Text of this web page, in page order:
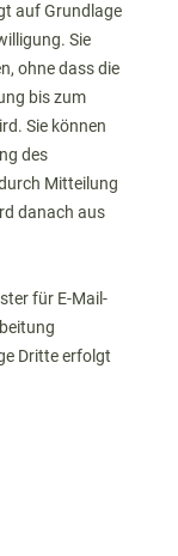
auf Grundlage
Sie
ohne dass die
bis zum
Sie können
des
Mitteilung
danach aus
für E-Mail-
Dritte erfolgt